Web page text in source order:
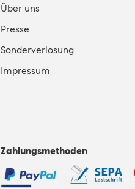
Über uns
Presse
Sonderverlosung
Impressum
Zahlungsmethoden